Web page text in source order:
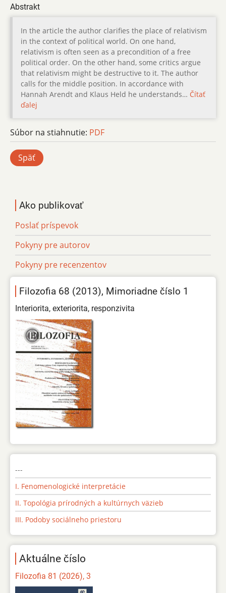
Abstrakt
In the article the author clarifies the place of relativism
in the context of political world. On one hand,
relativism is often seen as a precondition of a free
political order. On the other hand, some critics argue
that relativism might be destructive to it. The author
calls for the middle position. In accordance with
Hannah Arendt and Klaus Held he understands… Čítať
ďalej
Súbor na stiahnutie: PDF
Späť
Ako publikovať
Poslať príspevok
Pokyny pre autorov
Pokyny pre recenzentov
Filozofia 68 (2013), Mimoriadne číslo 1
Interiorita, exteriorita, responzivita
---
I. Fenomenologické interpretácie
II. Topológia prírodných a kultúrnych väzieb
III. Podoby sociálneho priestoru
Aktuálne číslo
Filozofia 81 (2026), 3